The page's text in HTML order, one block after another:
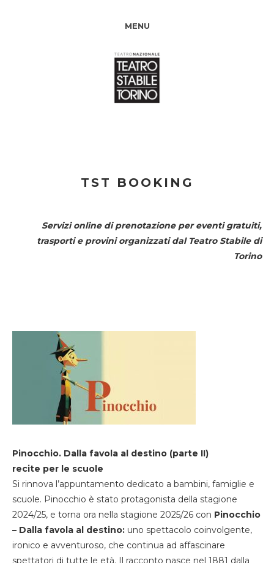
MENU
TST BOOKING
Servizi online di prenotazione per eventi gratuiti,
trasporti e provini organizzati dal Teatro Stabile di
Torino
Pinocchio. Dalla favola al destino (parte II)
recite per le scuole
Si rinnova l’appuntamento dedicato a bambini, famiglie e
scuole. Pinocchio è stato protagonista della stagione
2024/25, e torna ora nella stagione 2025/26 con Pinocchio
– Dalla favola al destino: uno spettacolo coinvolgente,
ironico e avventuroso, che continua ad affascinare
spettatori di tutte le età. Il racconto nasce nel 1881 dalla